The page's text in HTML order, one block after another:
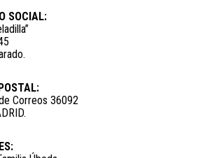
SOCIAL:
Correos 36092